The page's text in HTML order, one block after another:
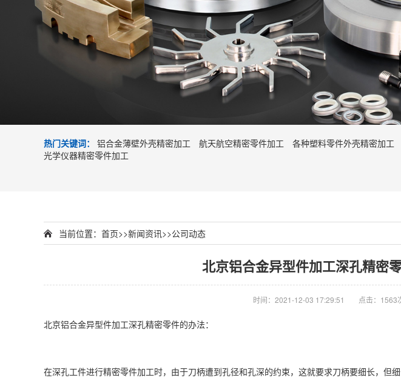
热门关键词： 铝合金薄壁外壳精密加工 航天航空精密零件加工 各种塑料零件外壳精密加工
光学仪器精密零件加工
当前位置： 首页>>新闻资讯>>公司动态
北京铝合金异型件加工深孔精密
时间：2021-12-03 17:29:51 点击：1563
北京铝合金异型件加工深孔精密零件的办法：
在深孔工件进行精密零件加工时，由于刀柄遭到孔径和孔深的约束，这就要求刀柄要细长，但